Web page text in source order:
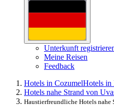
Unterkunft
Meine Reisen
Feedback
Hotels in CozumelHotels
Hotels nahe Strand von
Haustierfreundliche Hotels nahe